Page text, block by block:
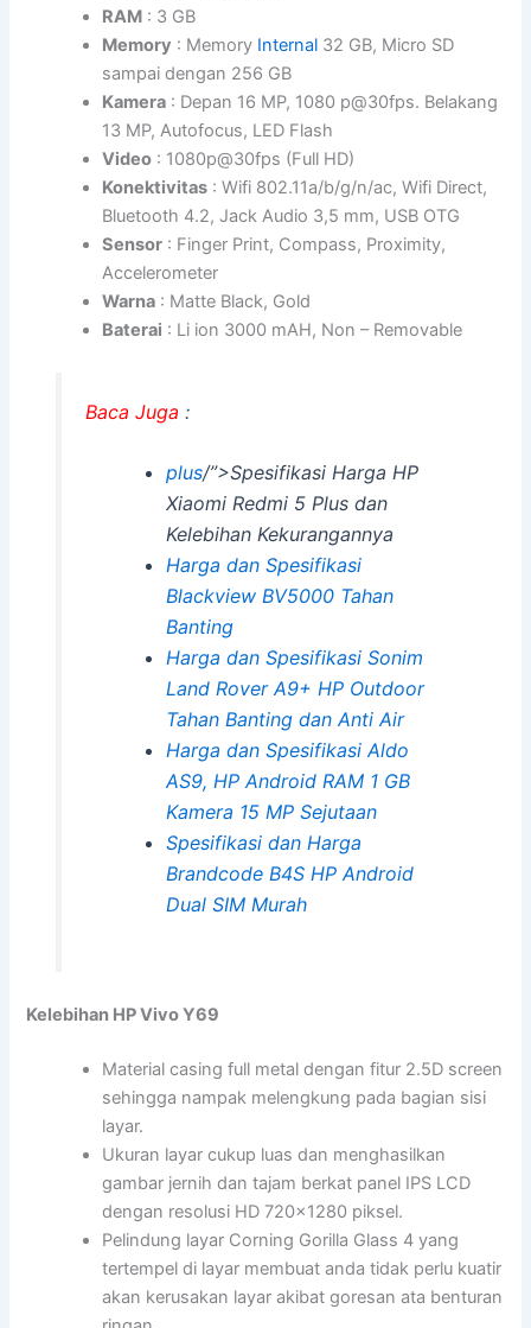
RAM : 3 GB
Memory : Memory Internal 32 GB, Micro SD
sampai dengan 256 GB
Kamera : Depan 16 MP, 1080 p@30fps. Belakang
13 MP, Autofocus, LED Flash
Video : 1080p@30fps (Full HD)
Konektivitas : Wifi 802.11a/b/g/n/ac, Wifi Direct,
Bluetooth 4.2, Jack Audio 3,5 mm, USB OTG
Sensor : Finger Print, Compass, Proximity,
Accelerometer
Warna : Matte Black, Gold
Baterai : Li ion 3000 mAH, Non – Removable
Baca Juga :
plus/”>Spesifikasi Harga HP
Xiaomi Redmi 5 Plus dan
Kelebihan Kekurangannya
Harga dan Spesifikasi
Blackview BV5000 Tahan
Banting
Harga dan Spesifikasi Sonim
Land Rover A9+ HP Outdoor
Tahan Banting dan Anti Air
Harga dan Spesifikasi Aldo
AS9, HP Android RAM 1 GB
Kamera 15 MP Sejutaan
Spesifikasi dan Harga
Brandcode B4S HP Android
Dual SIM Murah
Kelebihan HP Vivo Y69
Material casing full metal dengan fitur 2.5D screen
sehingga nampak melengkung pada bagian sisi
layar.
Ukuran layar cukup luas dan menghasilkan
gambar jernih dan tajam berkat panel IPS LCD
dengan resolusi HD 720×1280 piksel.
Pelindung layar Corning Gorilla Glass 4 yang
tertempel di layar membuat anda tidak perlu kuatir
akan kerusakan layar akibat goresan ata benturan